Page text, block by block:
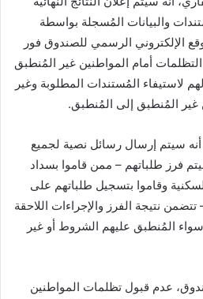
والبيانات المُسجلة بواسطة
الإلكتروني الرسمي للصندوق فور
التظلمات أمام المواطنين غير المُنطبق
لاستيفاء المُستندات المطلوبة وغير
غیر المُنطبق إلى المُنطبق.
سيتم إرسال رسائل نصية لجميع
فرز طلباتهم – ممن قاموا بسداد
وقاموا بتسجيل طلباتهم على
نتيجة الفرز والإجراءات اللاحقة
المُنطبق عليهم الشروط أو غير
عدم قبول تظلمات المواطنين